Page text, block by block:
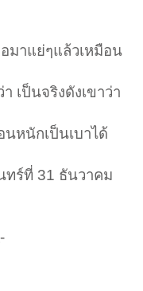
มาแย่ๆแล้วเหมือน
เป็นจริงดังเขาว่า
นหนักเป็นเบาได้
ทร์ที่ 31 ธันวาคม